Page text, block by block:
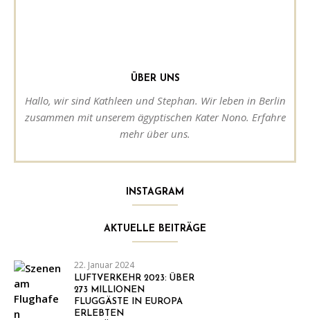
ÜBER UNS
Hallo, wir sind Kathleen und Stephan. Wir leben in Berlin
zusammen mit unserem ägyptischen Kater Nono. Erfahre
mehr über uns.
INSTAGRAM
AKTUELLE BEITRÄGE
22. Januar 2024
LUFTVERKEHR 2023: ÜBER
273 MILLIONEN
FLUGGÄSTE IN EUROPA
ERLEBTEN